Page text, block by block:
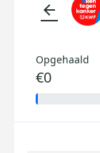
arrow_back
Opgehaald
€0